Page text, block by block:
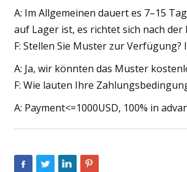
A: Im Allgemeinen dauert es 7–15
auf Lager ist, es richtet sich nach der
F: Stellen Sie Muster zur
A: Ja, wir könnten das Muster
F: Wie lauten Ihre
A: Payment<=1000USD, 100% in